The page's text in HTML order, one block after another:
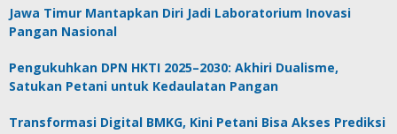
Jawa Timur Mantapkan Diri Jadi Laboratorium Inovasi
Pangan Nasional
Pengukuhkan DPN HKTI 2025–2030: Akhiri Dualisme,
Satukan Petani untuk Kedaulatan Pangan
Transformasi Digital BMKG, Kini Petani Bisa Akses Prediksi